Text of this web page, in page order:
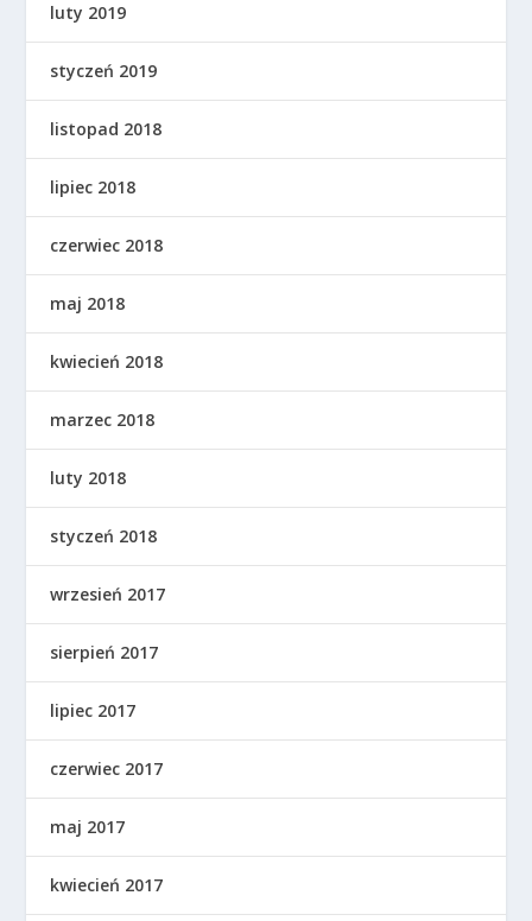
luty 2019
styczeń 2019
listopad 2018
lipiec 2018
czerwiec 2018
maj 2018
kwiecień 2018
marzec 2018
luty 2018
styczeń 2018
wrzesień 2017
sierpień 2017
lipiec 2017
czerwiec 2017
maj 2017
kwiecień 2017